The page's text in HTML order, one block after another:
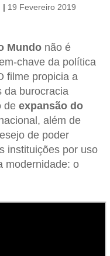
| 19 Fevereiro 2019
Mundo não é
chave da política
filme propicia a
da burocracia
de expansão do
além de
de poder
instituições por uso
modernidade: o